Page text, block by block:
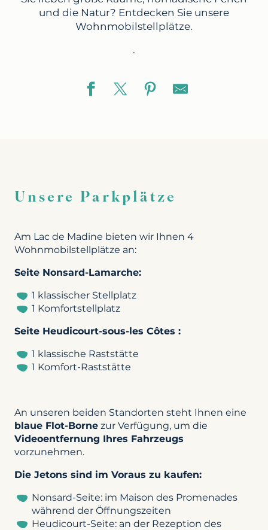
und die Natur? Entdecken Sie unsere
Wohnmobilstellplätze.
.
Unsere Parkplätze
Am Lac de Madine bieten wir Ihnen 4
Wohnmobilstellplätze an:
Seite Nonsard-Lamarche:
1 klassischer Stellplatz
1 Komfortstellplatz
Seite Heudicourt-sous-les Côtes :
1 klassische Raststätte
1 Komfort-Raststätte
An unseren beiden Standorten steht Ihnen eine
blaue Flot-Borne zur Verfügung, um die
Videoentfernung Ihres Fahrzeugs
vorzunehmen.
Die Jetons sind im Voraus zu kaufen:
Nonsard-Seite: im Maison des Promenades
während der Öffnungszeiten
Heudicourt-Seite: an der Rezeption des